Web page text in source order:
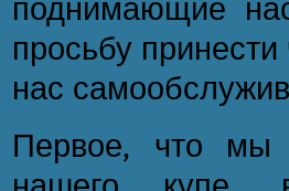
поднимающие
просьбу
нас
Первое, что мы